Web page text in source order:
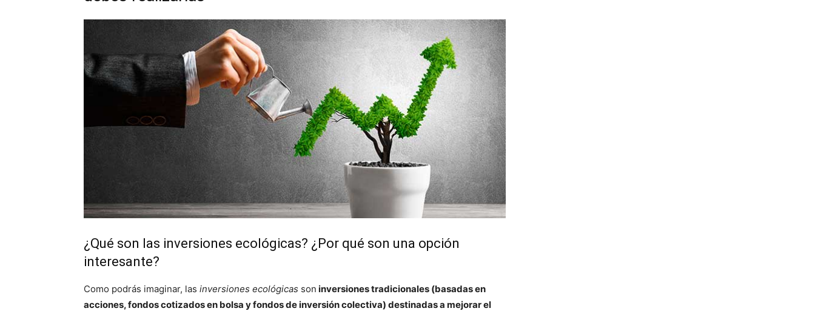
¿Qué son las inversiones ecológicas? ¿Por qué son una opción
interesante?
Como podrás imaginar, las inversiones ecológicas son inversiones tradicionales (basadas en
acciones, fondos cotizados en bolsa y fondos de inversión colectiva) destinadas a mejorar el